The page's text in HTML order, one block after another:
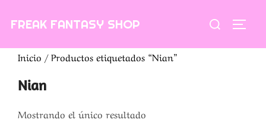
FREAK FANTASY SHOP Buscar:
Inicio / Productos etiquetados “Nian”
Nian
Mostrando el único resultado